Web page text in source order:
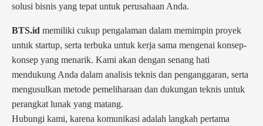
solusi bisnis yang tepat untuk perusahaan Anda.
BTS.id memiliki cukup pengalaman dalam memimpin proyek
untuk startup, serta terbuka untuk kerja sama mengenai konsep-
konsep yang menarik. Kami akan dengan senang hati
mendukung Anda dalam analisis teknis dan penganggaran, serta
mengusulkan metode pemeliharaan dan dukungan teknis untuk
perangkat lunak yang matang.
Hubungi kami, karena komunikasi adalah langkah pertama